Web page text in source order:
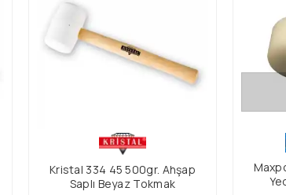
Kristal 334 45 500gr. Ahşap
Saplı Beyaz Tokmak